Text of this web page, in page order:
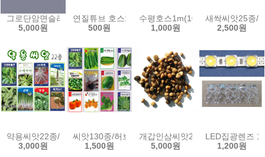
그로단암면슬라브50cm(2구)/암면매트 수경재배 양액재배 관주 관수
5,000원
연질튜브 호스1m 3x5 4x7 스프링쿨러 미스트 점적
500원
수평호스1m(10,13,15,18mm) 물
1,000원
새싹씨앗25종/
2,500원
약용씨앗22종/그라비올라/스테비아/마카/아이스플랜트/백하수오/개
3,000원
씨앗130종/허브/새싹/약초/버터헤드/고수/스위트바
1,500원
개갑인삼씨앗20g(약400립)/인삼
5,000원
LED집광렌즈
1,200원